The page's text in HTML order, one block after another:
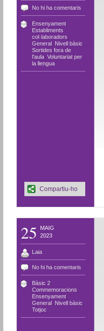
No hi ha comentaris
Ensenyament,
Establiments
col·laboradors
General, Nivell bàsic
Sortides fora de
l'aula, Voluntariat per
la llengua
Compartiu-ho
25
MAIG
2023
Laia
No hi ha comentaris
Bàsic 2,
Commemoracions
Ensenyament,
General, Nivell bàsic
Totjoc